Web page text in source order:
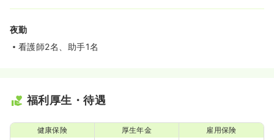
夜勤
看護師2名、助手1名
福利厚生・待遇
健康保険 厚生年金 雇用保険